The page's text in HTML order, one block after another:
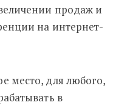
продаж и
на интернет-
место, для любого,
в